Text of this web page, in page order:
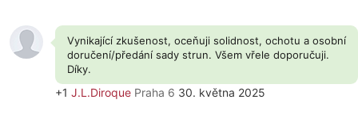
Vynikající zkušenost, oceňuji solidnost, ochotu a osobní
doručení/předání sady strun. Všem vřele doporučuji.
Díky.
+1 J.L.Diroque Praha 6 30. května 2025